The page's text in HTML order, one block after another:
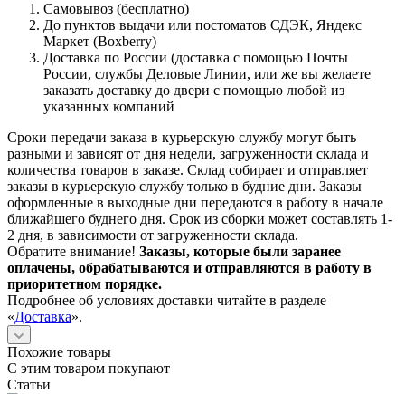
Самовывоз (бесплатно)
До пунктов выдачи или постоматов СДЭК, Яндекс
Маркет (Boxberry)
Доставка по России (доставка с помощью Почты
России, службы Деловые Линии, или же вы желаете
заказать доставку до двери с помощью любой из
указанных компаний
Сроки передачи заказа в курьерскую службу могут быть
разными и зависят от дня недели, загруженности склада и
количества товаров в заказе. Склад собирает и отправляет
заказы в курьерскую службу только в будние дни. Заказы
оформленные в выходные дни передаются в работу в начале
ближайшего буднего дня. Срок из сборки может составлять 1-
2 дня, в зависимости от загруженности склада.
Обратите внимание! Заказы, которые были заранее
оплачены, обрабатываются и отправляются в работу в
приоритетном порядке.
Подробнее об условиях доставки читайте в разделе
«Доставка».
Похожие товары
С этим товаром покупают
Статьи